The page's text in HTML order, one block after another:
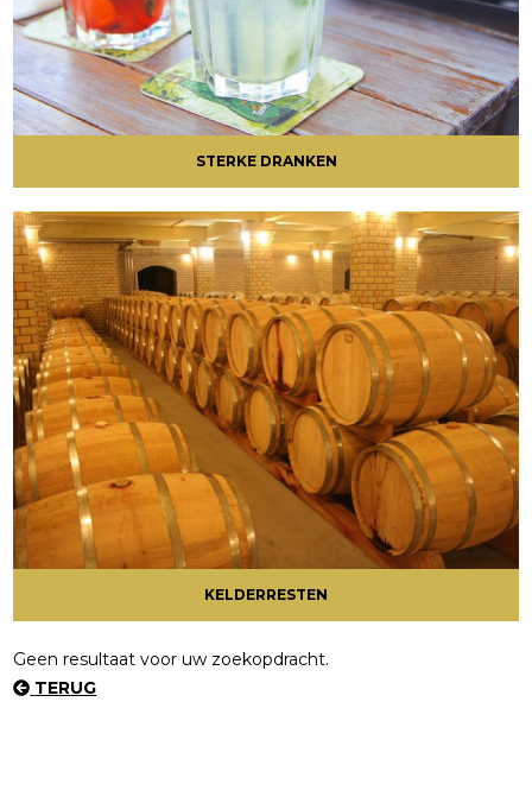
STERKE DRANKEN
KELDERRESTEN
Geen resultaat voor uw zoekopdracht.
TERUG